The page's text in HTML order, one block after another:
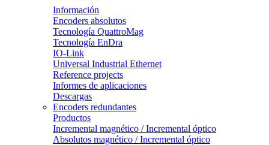
Información
Encoders absolutos
Tecnología QuattroMag
Tecnología EnDra
IO-Link
Universal Industrial Ethernet
Reference projects
Informes de aplicaciones
Descargas
Encoders redundantes
Productos
Incremental magnético / Incremental óptico
Absolutos magnético / Incremental óptico